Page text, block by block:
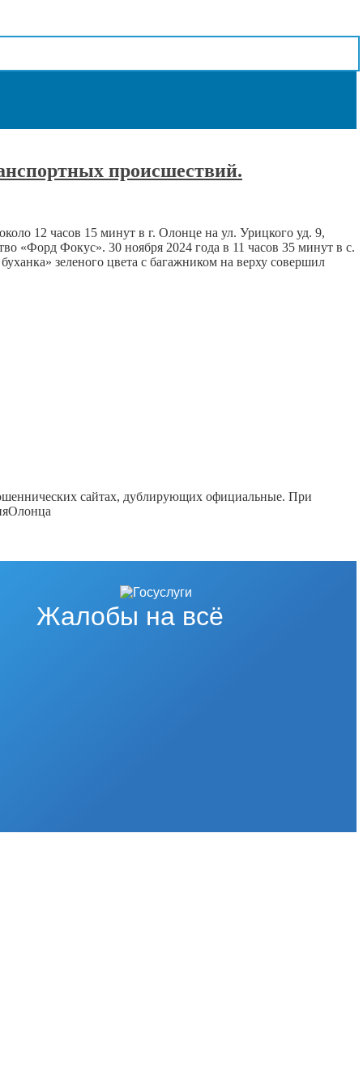
происшествий.
12 часов 15 минут в г. Олонце на ул. Урицкого уд. 9,
«Форд Фокус». 30 ноября 2024 года в 11 часов 35 минут в с.
зеленого цвета с багажником на верху совершил
сайтах, дублирующих официальные. При
Жалобы на всё